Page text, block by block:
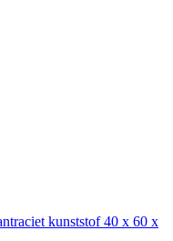
kunststof 40 x 60 x